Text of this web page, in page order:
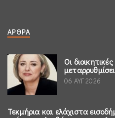
ΆΡΘΡΑ
Οι
06 ΑΥΓ 2026
Τεκμήρια και ελάχιστα